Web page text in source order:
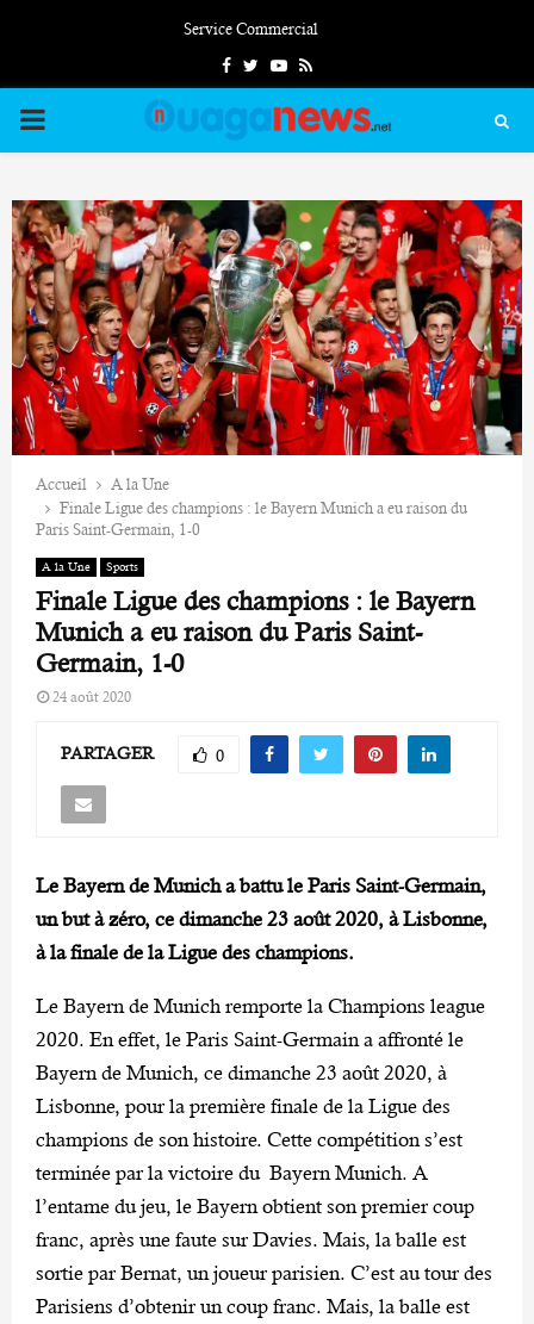
Service Commercial
FacebookTwitterYoutube
Rss
PRIMARY
Accueil
A la Une
Finale Ligue des champions : le Bayern Munich a eu raison du
Paris Saint-Germain, 1-0
A la Une Sports
Finale Ligue des champions : le Bayern
Munich a eu raison du Paris Saint-
Germain, 1-0
24 août 2020
PARTAGER 0
Le Bayern de Munich a battu le Paris Saint-Germain,
un but à zéro, ce dimanche 23 août 2020, à Lisbonne,
à la finale de la Ligue des champions.
Le Bayern de Munich remporte la Champions league
2020. En effet, le Paris Saint-Germain a affronté le
Bayern de Munich, ce dimanche 23 août 2020, à
Lisbonne, pour la première finale de la Ligue des
champions de son histoire. Cette compétition s’est
terminée par la victoire du Bayern Munich. A
l’entame du jeu, le Bayern obtient son premier coup
franc, après une faute sur Davies. Mais, la balle est
sortie par Bernat, un joueur parisien. C’est au tour des
Parisiens d’obtenir un coup franc. Mais, la balle est